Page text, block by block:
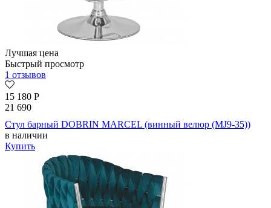
Лучшая цена
Быстрый просмотр
1 отзывов
15 180 Р
21 690
Стул барный DOBRIN MARCEL (винный велюр (MJ9-35))
в наличии
Купить